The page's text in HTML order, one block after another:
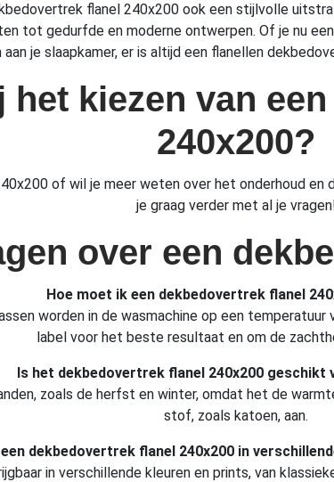
flanel 240x200 ook een stijlvolle
tot gedurfde en moderne ontwerpen. Of je nu
je slaapkamer, er is altijd een flanellen
kiezen van
240x200?
of wil je meer weten over het onderhoud
je graag verder met al je
over een
Hoe moet ik een dekbedovertrek flanel
worden in de wasmachine op een
label voor het beste resultaat en om de
Is het dekbedovertrek flanel 240x200 geschikt
zoals de herfst en winter, omdat het de
stof, zoals katoen, aan.
een dekbedovertrek flanel 240x200 in
in verschillende kleuren en prints, van